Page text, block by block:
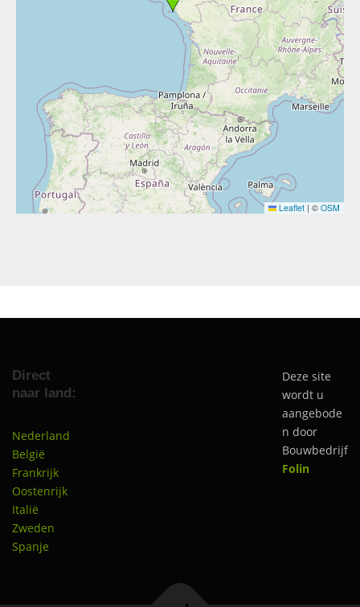
Leaflet | © OSM
Direct
naar land:
Nederland
België
Frankrijk
Oostenrijk
Italië
Zweden
Spanje
Deze site
wordt u
aangebode
n door
Bouwbedrijf
Folin